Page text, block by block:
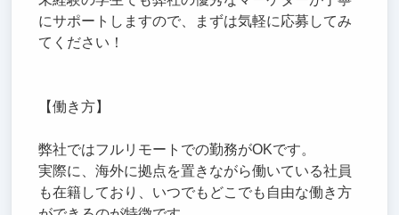
にサポートしますので、まずは気軽に応募してみ
てください！
【働き方】
弊社ではフルリモートでの勤務がOKです。
実際に、海外に拠点を置きながら働いている社員
も在籍しており、いつでもどこでも自由な働き方